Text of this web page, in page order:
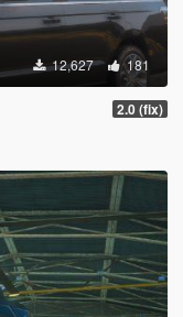
12,627 181
2.0 (fix)